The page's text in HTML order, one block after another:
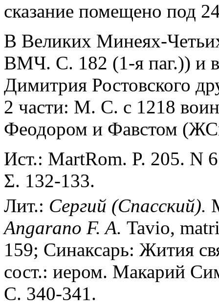
сказание помещено под
В Великих Минеях-
ВМЧ. С. 182 (1-я паг.)) и
Димитрия Ростовского
2 части: М. С. с 1218
Феодором и Фавстом
Ист.: MartRom. P. 205. N
Σ. 132-133.
Лит.: Сергий (Спасский).
Angarano F. A. Tavio,
159; Синаксарь: Жития
сост.: иером. Макарий
С. 340-341.